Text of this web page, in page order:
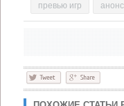
превью игр анонс